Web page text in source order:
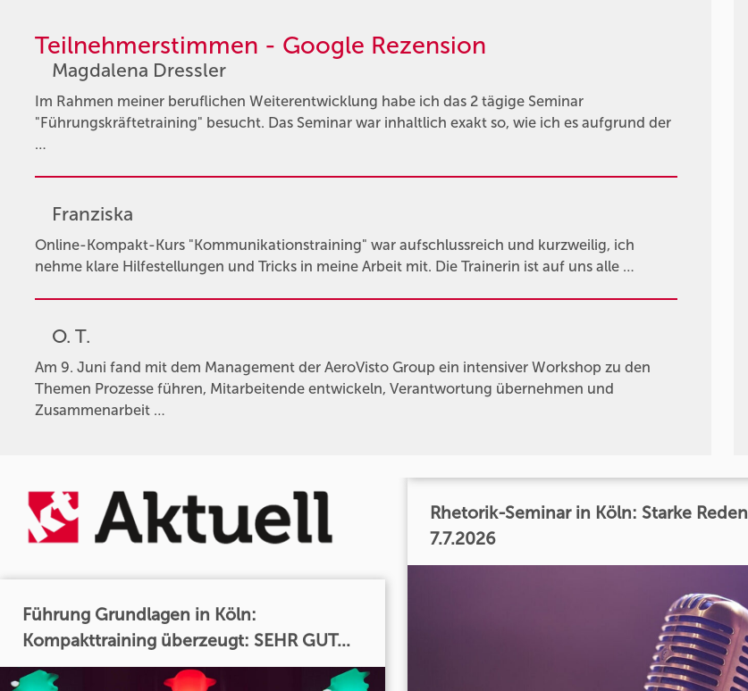
Teilnehmerstimmen - Google Rezension
Magdalena Dressler
Im Rahmen meiner beruflichen Weiterentwicklung habe ich das 2 tägige Seminar
"Führungskräftetraining" besucht. Das Seminar war inhaltlich exakt so, wie ich es aufgrund der
…
Franziska
Online-Kompakt-Kurs "Kommunikationstraining" war aufschlussreich und kurzweilig, ich
nehme klare Hilfestellungen und Tricks in meine Arbeit mit. Die Trainerin ist auf uns alle …
O. T.
Am 9. Juni fand mit dem Management der AeroVisto Group ein intensiver Workshop zu den
Themen Prozesse führen, Mitarbeitende entwickeln, Verantwortung übernehmen und
Zusammenarbeit …
Führung Grundlagen in Köln:
Kompakttraining überzeugt: SEHR GUT...
Rhetorik-Seminar in Köln: Starke Reden
7.7.2026